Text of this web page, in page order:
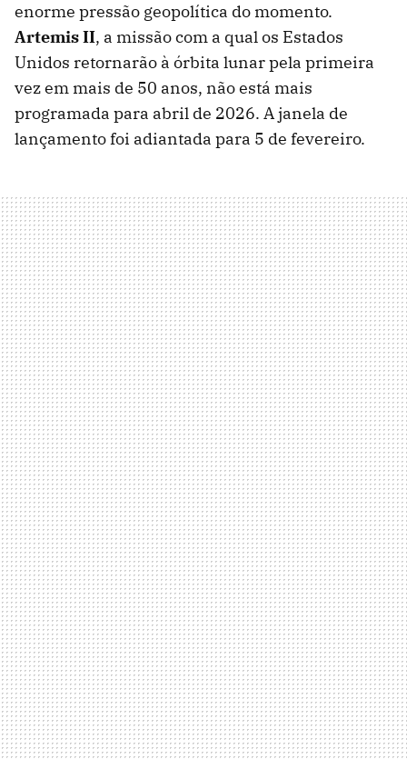
enorme pressão geopolítica do momento.
Artemis II, a missão com a qual os Estados
Unidos retornarão à órbita lunar pela primeira
vez em mais de 50 anos, não está mais
programada para abril de 2026. A janela de
lançamento foi adiantada para 5 de fevereiro.